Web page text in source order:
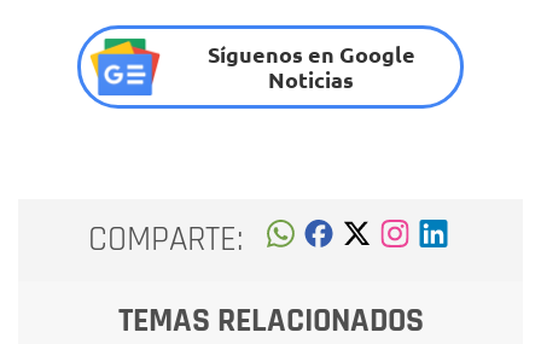
Síguenos en Google
Noticias
COMPARTE:
TEMAS RELACIONADOS